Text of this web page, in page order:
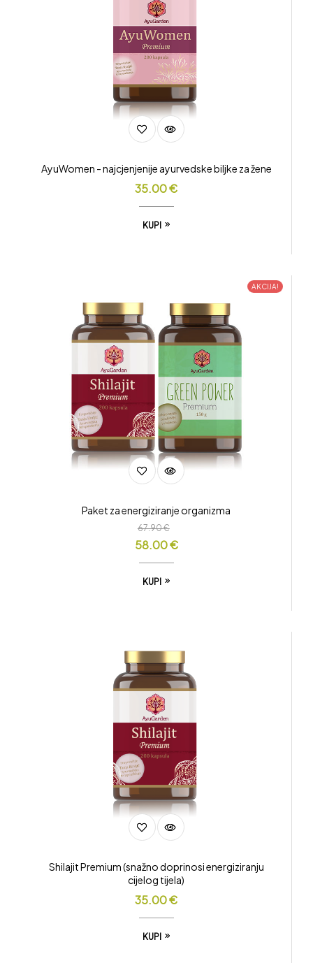
AyuWomen - najcjenjenije ayurvedske biljke za žene
35.00€
KUPI
AKCIJA!
Paket za energiziranje organizma
67.90€
58.00€
KUPI
Shilajit Premium (snažno doprinosi energiziranju
cijelog tijela)
35.00€
KUPI